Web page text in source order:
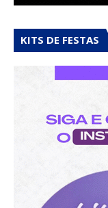
KITS DE FESTAS